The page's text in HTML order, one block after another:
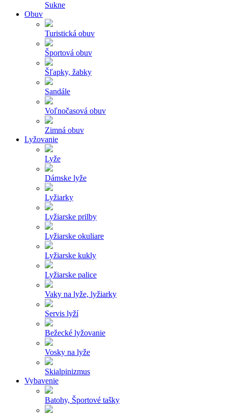
Sukne
Obuv
Turistická obuv
Športová obuv
Šľapky, žabky
Sandále
Voľnočasová obuv
Zimná obuv
Lyžovanie
Lyže
Dámske lyže
Lyžiarky
Lyžiarske prilby
Lyžiarske okuliare
Lyžiarske kukly
Lyžiarske palice
Vaky na lyže, lyžiarky
Servis lyží
Bežecké lyžovanie
Vosky na lyže
Skialpinizmus
Vybavenie
Batohy, Športové tašky